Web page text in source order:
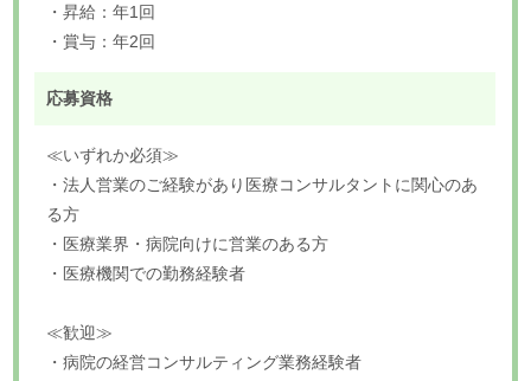
・昇給：年1回
・賞与：年2回
応募資格
≪いずれか必須≫
・法人営業のご経験があり医療コンサルタントに関心のあ
る方
・医療業界・病院向けに営業のある方
・医療機関での勤務経験者
≪歓迎≫
・病院の経営コンサルティング業務経験者